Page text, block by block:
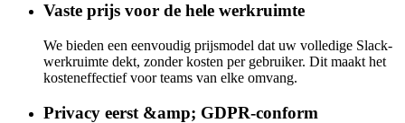
Vaste prijs voor de hele werkruimte
We bieden een eenvoudig prijsmodel dat uw volledige Slack-
werkruimte dekt, zonder kosten per gebruiker. Dit maakt het
kosteneffectief voor teams van elke omvang.
Privacy eerst &amp; GDPR-conform